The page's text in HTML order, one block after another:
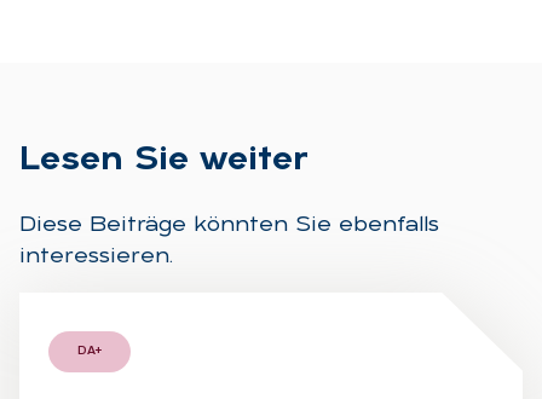
Le­sen Sie wei­ter
Diese Beiträge könnten Sie ebenfalls
interessieren.
DA+